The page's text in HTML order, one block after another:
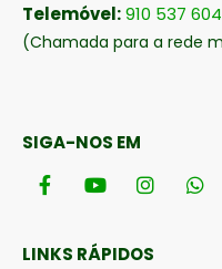
Telemóvel:910 537 604
(Chamada para a rede
SIGA-NOS EM
LINKS RÁPIDOS